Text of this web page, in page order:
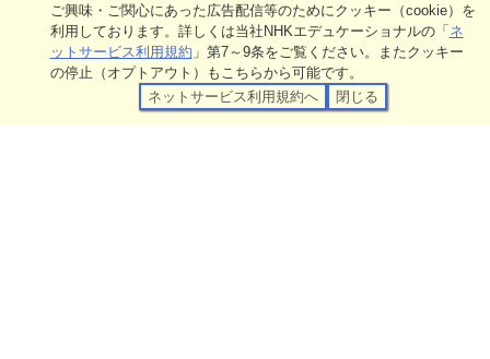
ご興味・ご関心にあった広告配信等のためにクッキー（cookie）を
利用しております。詳しくは当社NHKエデュケーショナルの「ネ
ットサービス利用規約 」第7～9条をご覧ください。またクッキー
の停止（オプトアウト）もこちらから可能です。
ネットサービス利用規約へ
閉じる